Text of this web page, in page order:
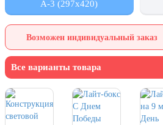
День города Москвы (первая суббота
сентября)
сентября)
воскресенье сентября)
1 октября, Международный день
пожилых людей
А-3 (297x420)
Возможен индивидуальный заказ
Все варианты товара